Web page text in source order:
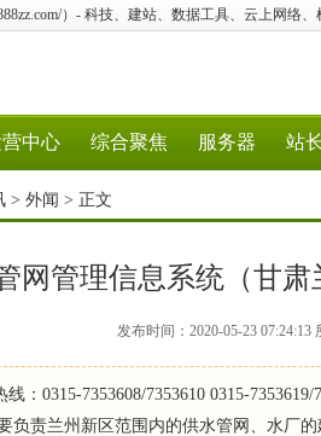
）- 科技、建站、数据工具、云上网络
中心 综合聚焦 服务器 站
> 外闻 > 正文
网管理信息系统（甘
发布时间：2020-05-23
线：0315-7353608/7353610 0315-
负责兰州新区范围内的供水管网、水厂